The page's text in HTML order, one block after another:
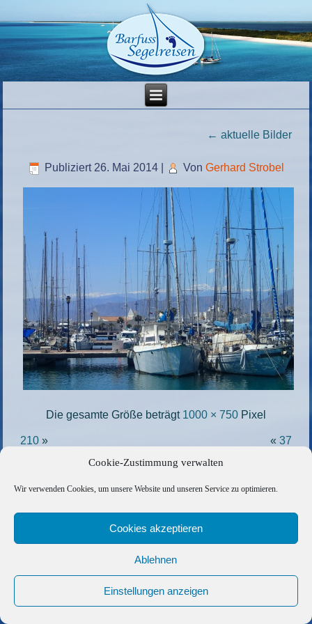
Cookie-Zustimmung verwalten
Wir verwenden Cookies, um unsere Website und unseren Service zu optimieren.
Cookies akzeptieren
Ablehnen
Einstellungen anzeigen
← aktuelle Bilder
Publiziert 26. Mai 2014 Von Gerhard Strobel
Die gesamte Größe beträgt 1000 × 750 Pixel
210 » « 37
Copyright © 2026 Barfuss Segelreisen GmbH
AGB|Befreundete Links